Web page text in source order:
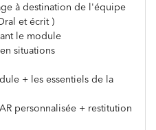
à destination de l'équipe
et écrit )
le module
situations
+ les essentiels de la
personnalisée + restitution